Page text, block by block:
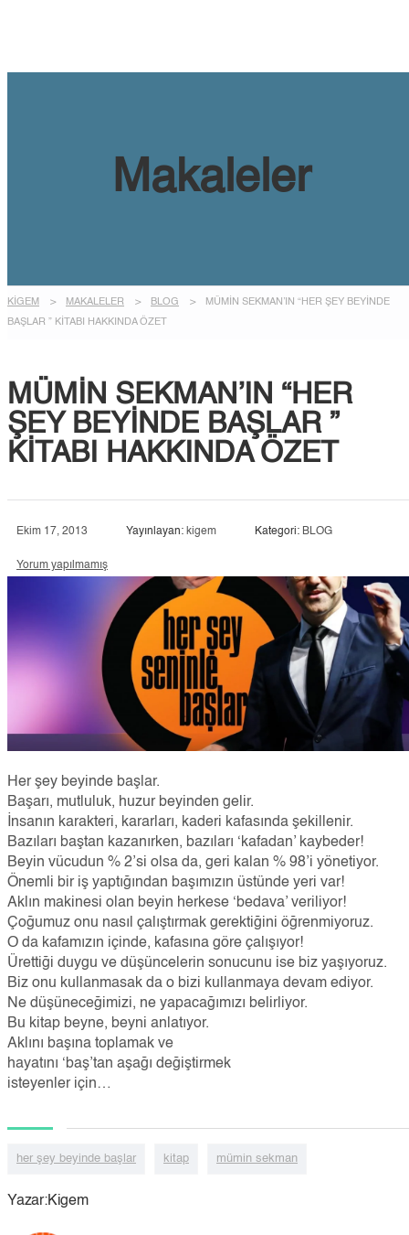
Makaleler
KİGEM > MAKALELER > BLOG >
MÜMIN SEKMAN’IN “HER ŞEY BEYINDE
BAŞLAR ” KITABI HAKKINDA ÖZET
MÜMIN SEKMAN’IN “HER
ŞEY BEYINDE BAŞLAR ”
KITABI HAKKINDA ÖZET
Ekim 17, 2013 Yayınlayan: kigem Kategori: BLOG
Yorum yapılmamış
Her şey beyinde başlar.
Başarı, mutluluk, huzur beyinden gelir.
İnsanın karakteri, kararları, kaderi kafasında şekillenir.
Bazıları baştan kazanırken, bazıları ‘kafadan’ kaybeder!
Beyin vücudun % 2’si olsa da, geri kalan % 98’i yönetiyor.
Önemli bir iş yaptığından başımızın üstünde yeri var!
Aklın makinesi olan beyin herkese ‘bedava’ veriliyor!
Çoğumuz onu nasıl çalıştırmak gerektiğini öğrenmiyoruz.
O da kafamızın içinde, kafasına göre çalışıyor!
Ürettiği duygu ve düşüncelerin sonucunu ise biz yaşıyoruz.
Biz onu kullanmasak da o bizi kullanmaya devam ediyor.
Ne düşüneceğimizi, ne yapacağımızı belirliyor.
Bu kitap beyne, beyni anlatıyor.
Aklını başına toplamak ve
hayatını ‘baş’tan aşağı değiştirmek
isteyenler için…
her şey beyinde başlar kitap mümin sekman
Yazar:Kigem